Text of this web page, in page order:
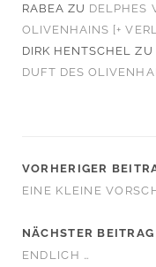
RABEA ZU DELPHES
OLIVENHAINS [+
DIRK HENTSCHEL
ZU
DUFT DES
VORHERIGER
EINE KLEINE
NÄCHSTER BEITRAG
ENDLICH …